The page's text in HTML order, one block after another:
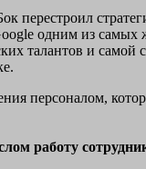
перестроил
одним из самых
талантов и самой
персоналом,
работу